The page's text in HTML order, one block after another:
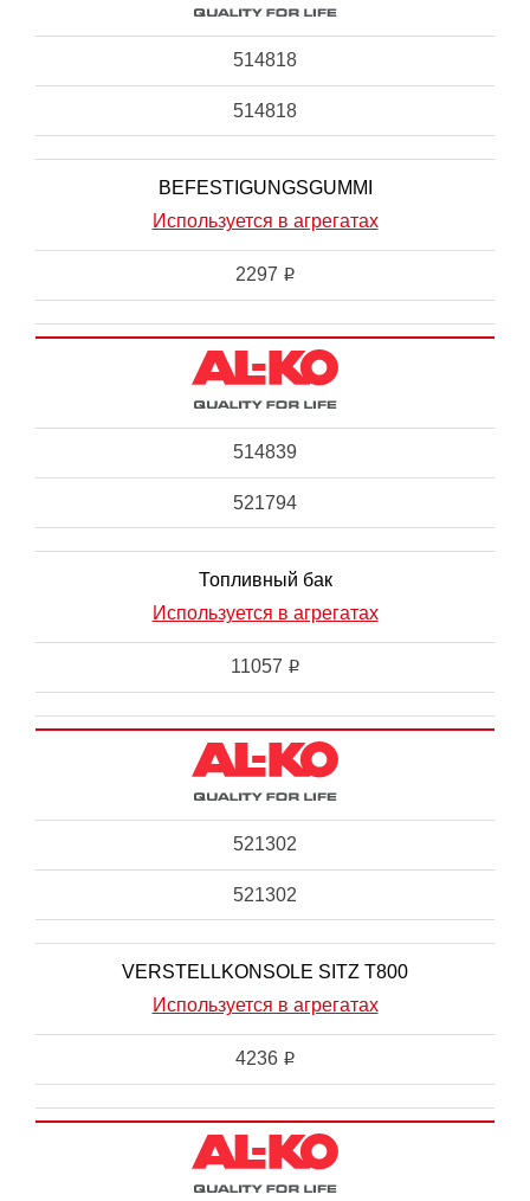
514818
514818
BEFESTIGUNGSGUMMI
Используется в агрегатах
2297 i
514839
521794
Топливный бак
Используется в агрегатах
11057 i
521302
521302
VERSTELLKONSOLE SITZ T800
Используется в агрегатах
4236 i